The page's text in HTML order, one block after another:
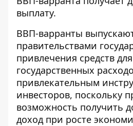
выплату.
ВВП-варранты
правительствами
привлечения средств
государственных
привлекательным
инвесторов, поскольку
возможность получить
доход при росте